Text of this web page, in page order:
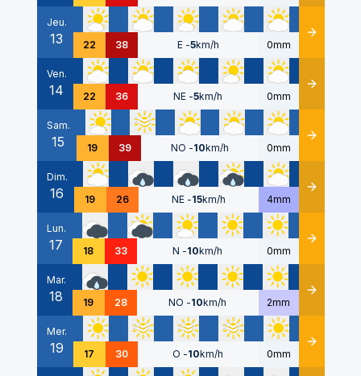
Jeu.
13 22 38 E -5km/h 0mm Détails
Ven.
14 22 36 NE -5km/h 0mm Détails
Sam.
15 19 39 NO -10km/h 0mm Détails
Dim.
16 19 26 NE -15km/h 4mm Détails
Lun.
17 18 33 N -10km/h 0mm Détails
Mar.
18 19 28 NO -10km/h 2mm Détails
Mer.
19 17 30 O -10km/h 0mm Détails